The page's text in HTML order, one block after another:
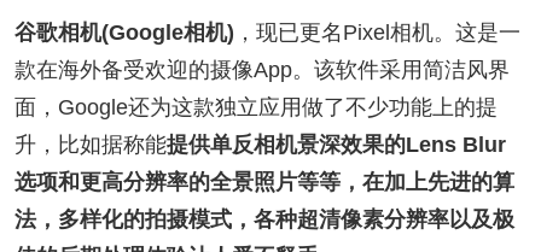
谷歌相机(Google相机) ，现已更名Pixel相机。这是一
款在海外备受欢迎的摄像App。该软件采用简洁风界
面，Google还为这款独立应用做了不少功能上的提
升，比如据称能提供单反相机景深效果的Lens Blur
选项和更高分辨率的全景照片等等，在加上先进的算
法，多样化的拍摄模式，各种超清像素分辨率以及极